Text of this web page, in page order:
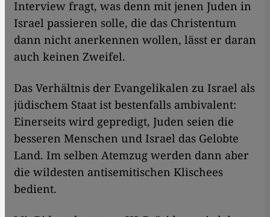
Interview fragt, was denn mit jenen Juden in
Israel passieren solle, die das Christentum
dann nicht anerkennen wollen, lässt er daran
auch keinen Zweifel.
Das Verhältnis der Evangelikalen zu Israel als
jüdischem Staat ist bestenfalls ambivalent:
Einerseits wird gepredigt, Juden seien die
besseren Menschen und Israel das Gelobte
Land. Im selben Atemzug werden dann aber
die wildesten antisemitischen Klischees
bedient.